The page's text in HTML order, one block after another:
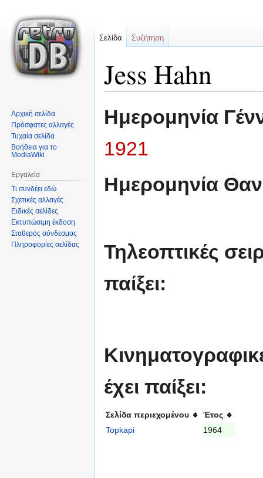
Jess Hahn
στην
στην
Ημερομηνία
1921
Ημερομηνία
Τηλεοπτικές
παίξει:
έχει παίξει:
Σελίδα περιεχομένου
Έτος
Topkapi
1964
Σελίδα Συζήτηση
Αρχική σελίδα
Πρόσφατες αλλαγές
Τυχαία σελίδα
Βοήθεια για το
MediaWiki
Εργαλεία
Τι συνδέει εδώ
Σχετικές αλλαγές
Ειδικές σελίδες
Εκτυπώσιμη έκδοση
Σταθερός σύνδεσμος
Πληροφορίες σελίδας